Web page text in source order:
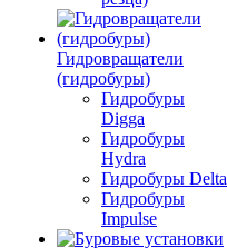
Гидровращатели
(гидробуры)
Гидробуры
Digga
Гидробуры
Hydra
Гидробуры Delta
Гидробуры
Impulse